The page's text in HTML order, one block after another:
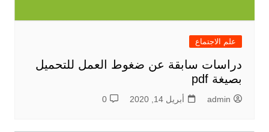
علم الاجتماع
دراسات سابقة عن ضغوط العمل للتحميل
بصيغة pdf
admin أبريل 14, 2020 0